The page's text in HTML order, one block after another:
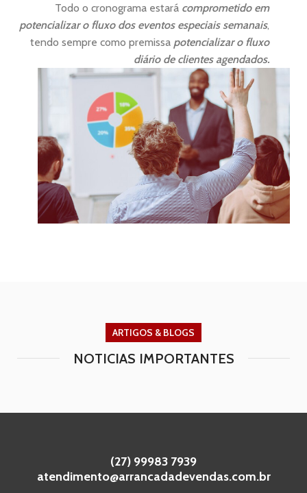
Todo o cronograma estará comprometido em
potencializar o fluxo dos eventos especiais semanais,
tendo sempre como premissa potencializar o fluxo
diário de clientes agendados.
ARTIGOS & BLOGS
NOTICIAS IMPORTANTES
(27) 99983 7939
atendimento@arrancadadevendas.com.br